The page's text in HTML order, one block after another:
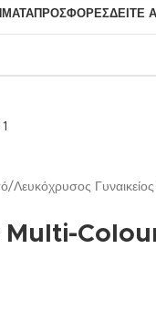
ΠΡΟΣΦΟΡΈΣΔΕΊΤΕ
Λευκόχρυσος
Multi-